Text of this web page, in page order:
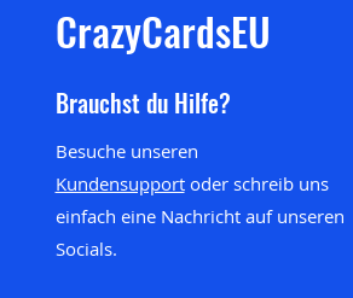
CrazyCardsEU
Brauchst du Hilfe?
Besuche unseren
Kundensupportoder schreib uns
einfach eine Nachricht auf unseren
Socials.